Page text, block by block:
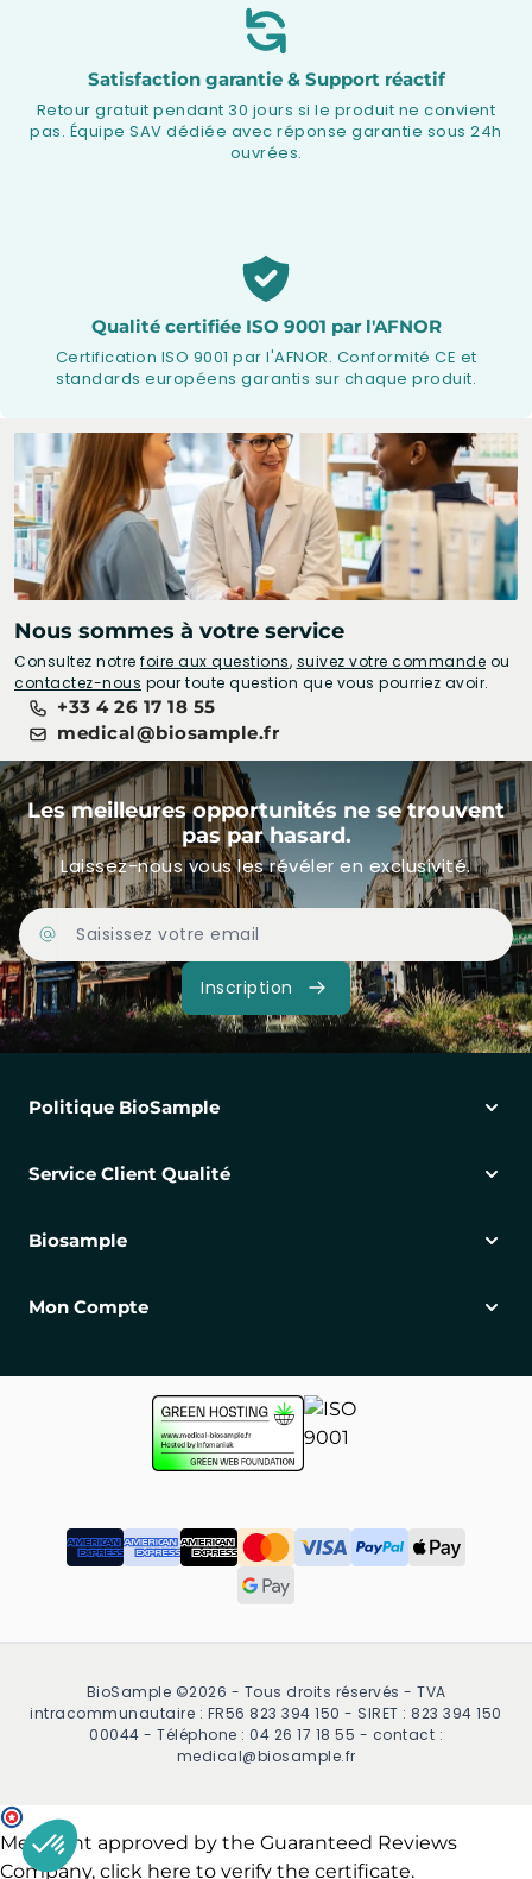
Satisfaction garantie & Support réactif
Retour gratuit pendant 30 jours si le produit ne convient
pas. Équipe SAV dédiée avec réponse garantie sous 24h
ouvrées.
Qualité certifiée ISO 9001 par l'AFNOR
Certification ISO 9001 par l'AFNOR. Conformité CE et
standards européens garantis sur chaque produit.
Nous sommes à votre service
Consultez notre foire aux questions, suivez votre commande ou
contactez-nous pour toute question que vous pourriez avoir.
+33 4 26 17 18 55
medical@biosample.fr
Les meilleures opportunités ne se trouvent
pas par hasard.
Laissez-nous vous les révéler en exclusivité.
Adresse Email
Inscription
Politique BioSample
Service Client Qualité
Biosample
Mon Compte
BioSample ©2026 - Tous droits réservés - TVA
intracommunautaire : FR56 823 394 150 - SIRET : 823 394 150
00044 - Téléphone : 04 26 17 18 55 - contact :
medical@biosample.fr
Merchant approved by the Guaranteed Reviews
Company, click here to verify the certificate.